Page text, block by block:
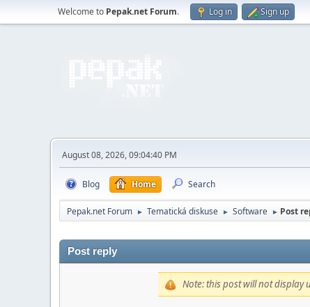
Welcome to Pepak.net Forum. Log in Sign up
August 08, 2026, 09:04:40 PM
Blog Home Search
Pepak.net Forum ► Tematická diskuse ► Software ► Post
Post reply
Note: this post will not display